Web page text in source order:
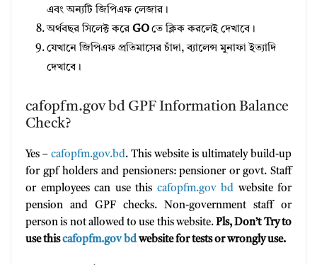
এবং অন্যটি জিপিএফ লেজার।
অর্থবছর সিলেক্ট করে GO তে ক্লিক করলেই দেখাবে।
যেখানে জিপিএফ প্রতিমাসের চাঁদা, ব্যালেন্স মুনাফা ইত্যাদি
দেখাবে।
cafopfm.gov bd GPF Information Balance
Check?
Yes – cafopfm.gov.bd. This website is ultimately build-up
for gpf holders and pensioners: pensioner or govt. Staff
or employees can use this cafopfm.gov bd website for
pension and GPF checks. Non-government staff or
person is not allowed to use this website.Pls, Don’t Try to
use thiscafopfm.gov bdwebsite for tests or wrongly use.